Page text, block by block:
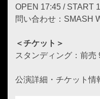
OPEN 17:45 / START
問い合わせ：SMASH
＜チケット＞
スタンディング：前売
公演詳細・チケット情